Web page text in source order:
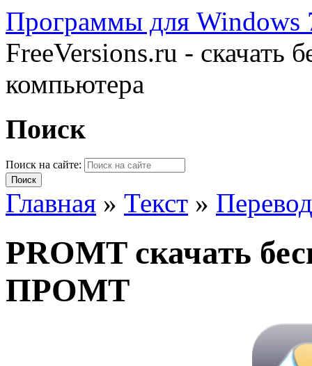
Программы для Windows
FreeVersions.ru - скачать
компьютера
Поиск
Поиск на сайте:
Главная » Текст »
PROMT скачать
ПРОМТ